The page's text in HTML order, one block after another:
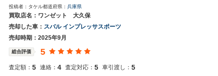
投稿者：タケル都道府県： 兵庫県
買取店名：ワンゼット 大久保
売却した車： スバル インプレッサスポーツ
売却時期：2025年9月
総合評価 5
査定額： 5 連絡： 4 査定対応： 5 車引渡し： 5